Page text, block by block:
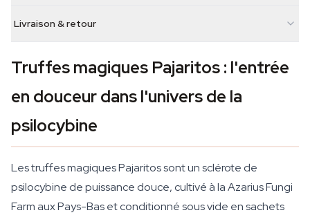
Livraison & retour
Truffes magiques Pajaritos : l'entrée
en douceur dans l'univers de la
psilocybine
Les truffes magiques Pajaritos sont un sclérote de
psilocybine de puissance douce, cultivé à la Azarius Fungi
Farm aux Pays-Bas et conditionné sous vide en sachets